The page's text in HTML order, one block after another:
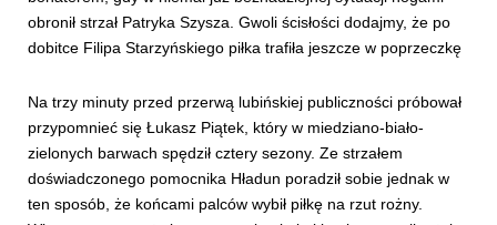
obronił strzał Patryka Szysza. Gwoli ścisłości dodajmy, że po
dobitce Filipa Starzyńskiego piłka trafiła jeszcze w poprzeczkę
Na trzy minuty przed przerwą lubińskiej publiczności próbował
przypomnieć się Łukasz Piątek, który w miedziano-biało-
zielonych barwach spędził cztery sezony. Ze strzałem
doświadczonego pomocnika Hładun poradził sobie jednak w
ten sposób, że końcami palców wybił piłkę na rzut rożny.